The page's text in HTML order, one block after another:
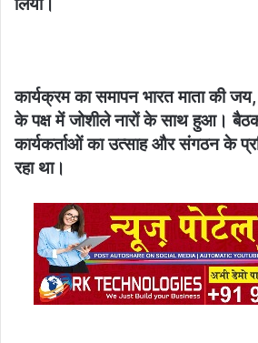
कार्यक्रम का समापन भारत माता की
के पक्ष में जोशीले नारों के साथ हुआ।
कार्यकर्ताओं का उत्साह और संगठन के
रहा था।